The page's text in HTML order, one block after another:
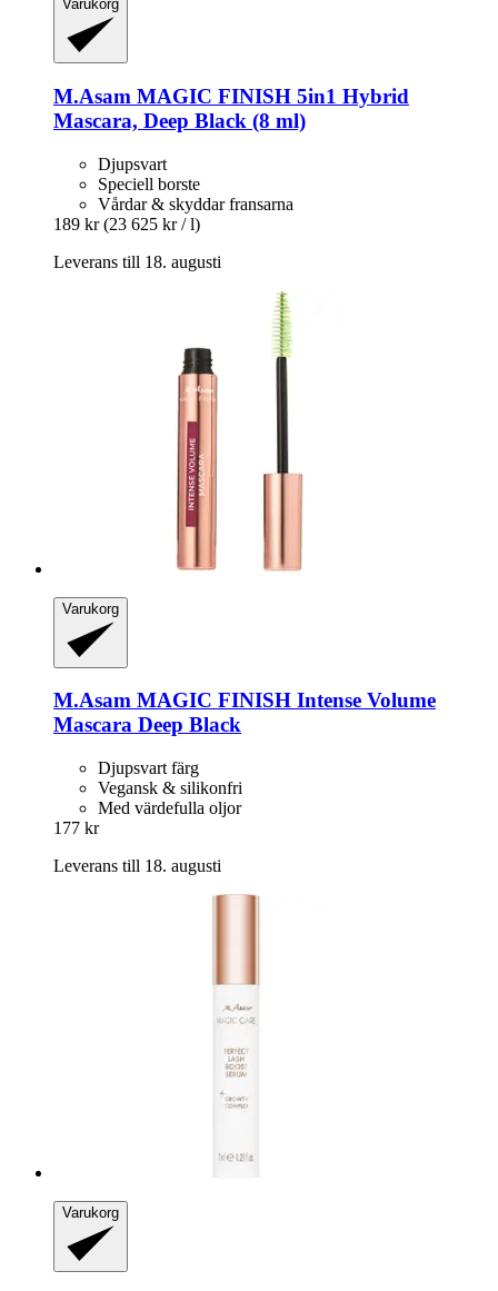
Varukorg
M.Asam MAGIC FINISH 5in1 Hybrid
Mascara, Deep Black (8 ml)
Djupsvart
Speciell borste
Vårdar & skyddar fransarna
189 kr (23 625 kr / l)
Leverans till 18. augusti
Varukorg
M.Asam MAGIC FINISH Intense Volume
Mascara Deep Black
Djupsvart färg
Vegansk & silikonfri
Med värdefulla oljor
177 kr
Leverans till 18. augusti
Varukorg